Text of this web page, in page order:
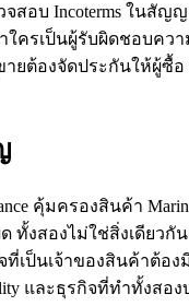
สอบ Incoterms ในสัญญ
ใครเป็นผู้รับผิดชอบคว
ายต้องจัดประกันให้ผู้ซื้อ
คุ้มครองสินค้า
ทั้งสองไม่ใช่สิ่งเดียวกั
เป็นเจ้าของสินค้าต้อง
และธุรกิจที่ทำทั้งสอ